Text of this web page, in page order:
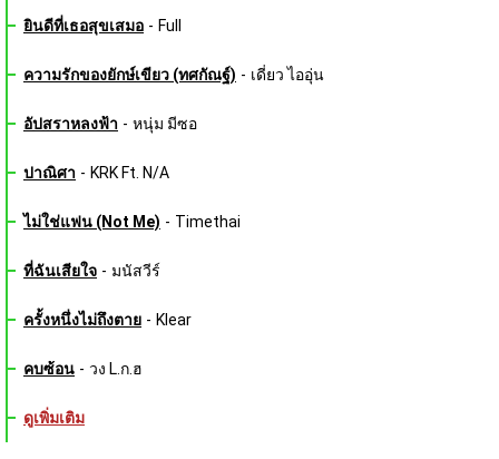
ยินดีที่เธอสุขเสมอ - Full
ความรักของยักษ์เขียว (ทศกัณฐ์) - เดี่ยว ไออุ่น
อัปสราหลงฟ้า - หนุ่ม มีซอ
ปาณิศา - KRK Ft. N/A
ไม่ใช่แฟน (Not Me) - Timethai
ที่ฉันเสียใจ - มนัสวีร์
ครั้งหนึ่งไม่ถึงตาย - Klear
คบซ้อน - วง L.ก.ฮ
ดูเพิ่มเติม